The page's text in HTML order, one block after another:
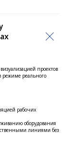
проектов
режиме реального
рабочих
оборудования
линиями без